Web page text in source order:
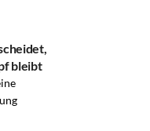
bleibt